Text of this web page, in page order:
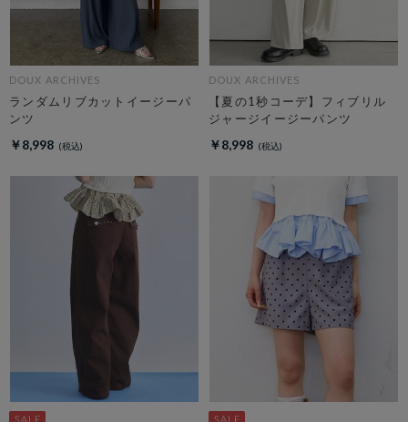
DOUX ARCHIVES
ランダムリブカットイージーパ
ンツ
￥8,998
DOUX ARCHIVES
【夏の1秒コーデ】フィブリル
ジャージイージーパンツ
￥8,998